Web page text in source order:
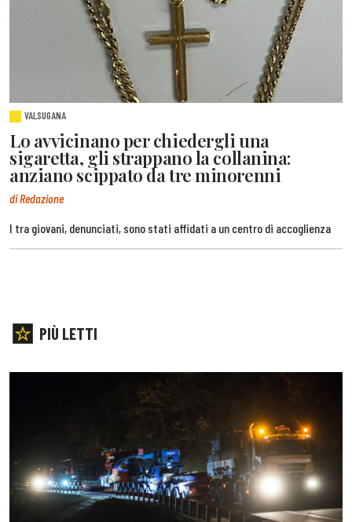
VALSUGANA
Lo avvicinano per chiedergli una
sigaretta, gli strappano la collanina:
anziano scippato da tre minorenni
di Redazione
I tra giovani, denunciati, sono stati affidati a un centro di accoglienza
PIÙ LETTI